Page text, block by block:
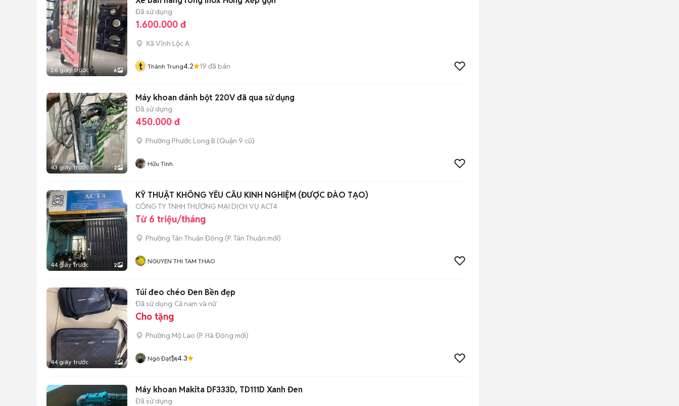
26 giây trước 6
Đã sử dụng
1.600.000 đ
Xã Vĩnh Lộc A
t Thành Trung4.2 19 đã bán
43 giây trước 2
Máy khoan đánh bột 220V đã qua sử dụng
Đã sử dụng
450.000 đ
Phường Phước Long B (Quận 9 cũ)
Hữu Tình
44 giây trước 2
KỸ THUẬT KHÔNG YÊU CẦU KINH NGHIỆM (ĐƯỢC ĐÀO TẠO)
CÔNG TY TNHH THƯƠNG MẠI DỊCH VỤ ACT4
Từ 6 triệu/tháng
Phường Tân Thuận Đông (P. Tân Thuận mới)
NGUYEN THI TAM THAO
44 giây trước 3
Túi đeo chéo Đen Bền đẹp
Đã sử dụng Cả nam và nữ
Cho tặng
Phường Mộ Lao (P. Hà Đông mới)
Ngô Đạt🗽4.3
Máy khoan Makita DF333D, TD111D Xanh Đen
Đã sử dụng